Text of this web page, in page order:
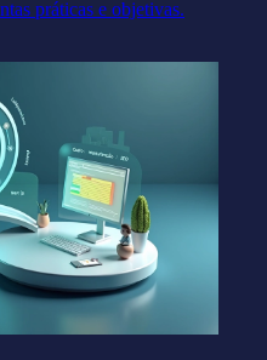
práticas e objetivas.